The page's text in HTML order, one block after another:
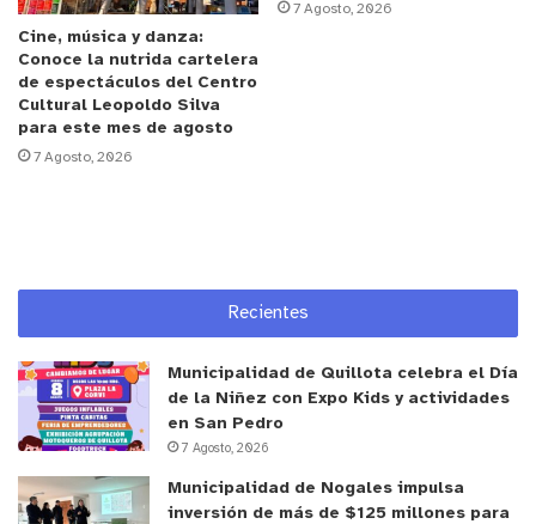
Cine, música y danza:
Conoce la nutrida cartelera
de espectáculos del Centro
Cultural Leopoldo Silva
para este mes de agosto
7 Agosto, 2026
7 Agosto, 2026
Recientes
Municipalidad de Quillota celebra el Día
de la Niñez con Expo Kids y actividades
en San Pedro
7 Agosto, 2026
Municipalidad de Nogales impulsa
inversión de más de $125 millones para